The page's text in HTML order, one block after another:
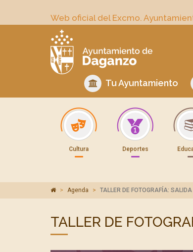
Web oficial del Excmo.
Tu Ayuntamiento
Cultura Deportes
Agenda TALLER DE FOTOGRAFÍA:
TALLER DE